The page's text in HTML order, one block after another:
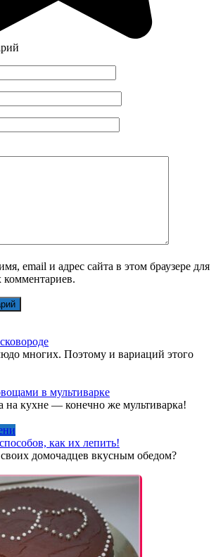
email и адрес сайта в этом браузере для
многих. Поэтому и вариаций этого
в мультиварке
кухне — конечно же мультиварка!
как их лепить!
домочадцев вкусным обедом?